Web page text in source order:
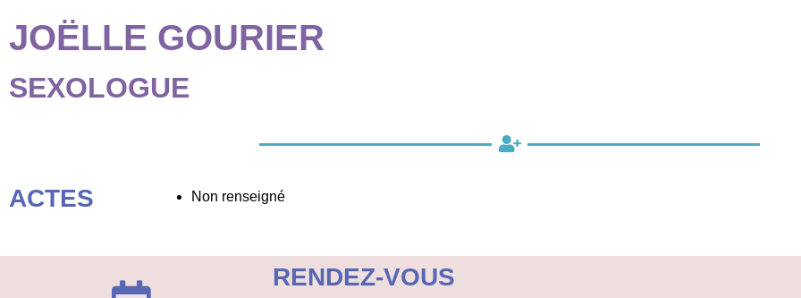
malvoyants
utilisent
sur
Ctrl-
pour
JOËLLE GOURIER
SEXOLOGUE
ACTES Non renseigné
RENDEZ-VOUS